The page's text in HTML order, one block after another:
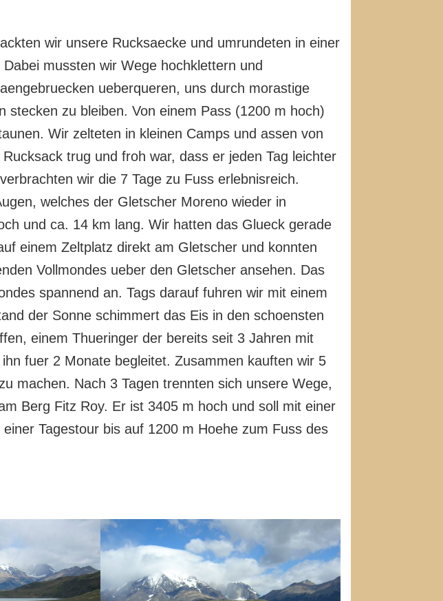
wir unsere Rucksaecke und umrundeten in einer
mussten wir Wege hochklettern und
ueberqueren, uns durch morastige
zu bleiben. Von einem Pass (1200 m hoch)
Wir zelteten in kleinen Camps und assen von
trug und froh war, dass er jeden Tag leichter
wir die 7 Tage zu Fuss erlebnisreich.
welches der Gletscher Moreno wieder in
und ca. 14 km lang. Wir hatten das Glueck gerade
einem Zeltplatz direkt am Gletscher und konnten
Vollmondes ueber den Gletscher ansehen. Das
spannend an. Tags darauf fuhren wir mit einem
der Sonne schimmert das Eis in den schoensten
einem Thueringer der bereits seit 3 Jahren mit
fuer 2 Monate begleitet. Zusammen kauften wir 5
machen. Nach 3 Tagen trennten sich unsere Wege,
Berg Fitz Roy. Er ist 3405 m hoch und soll mit einer
Tagestour bis auf 1200 m Hoehe zum Fuss des